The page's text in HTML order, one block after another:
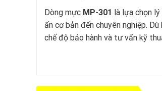
Dòng mực MP-301 là lựa chọn
ấn cơ bản đến chuyên nghiệp. Dù
chế độ bảo hành và tư vấn kỹ